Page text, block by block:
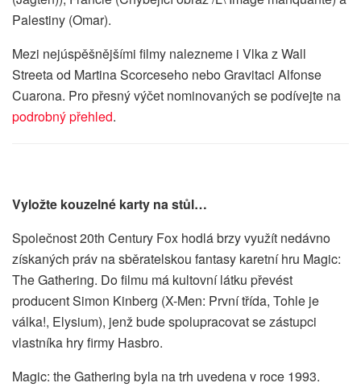
Palestiny (Omar).
Mezi nejúspěšnějšími filmy nalezneme i Vlka z Wall
Streeta od Martina Scorceseho nebo Gravitaci Alfonse
Cuarona. Pro přesný výčet nominovaných se podívejte na
podrobný přehled.
Vyložte kouzelné karty na stůl…
Společnost 20th Century Fox hodlá brzy využít nedávno
získaných práv na sběratelskou fantasy karetní hru Magic:
The Gathering. Do filmu má kultovní látku převést
producent Simon Kinberg (X-Men: První třída, Tohle je
válka!, Elysium), jenž bude spolupracovat se zástupci
vlastníka hry firmy Hasbro.
Magic: the Gathering byla na trh uvedena v roce 1993.